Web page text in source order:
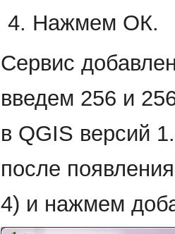
Нажмем ОК.
Сервис
введем 256 и
в QGIS версий
после
4) и нажмем